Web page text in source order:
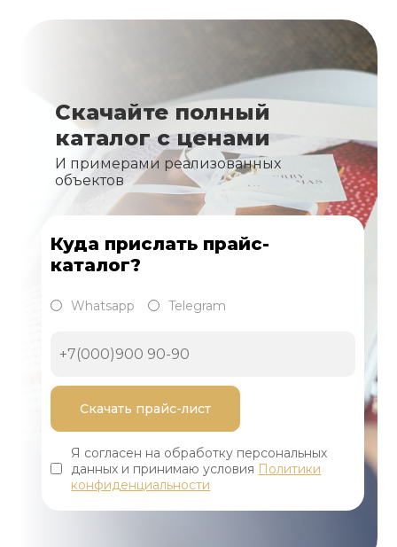
Скачайте полный
каталог с ценами
И примерами реализованных
объектов
Куда прислать прайс-
каталог?
Whatsapp Telegram
Я согласен на обработку персональных
данных и принимаю условия Политики
конфиденциальности